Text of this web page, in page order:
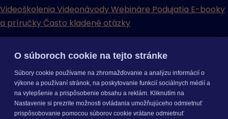
Videoškolenia VideonávodyWebináre Podujatia E-booky
a príručkyČasto kladené otázky
Cenníky Odporučte nás Právne dokumenty
Odporúčaná
konfiguráciaAktualizácia verziíMobilné aplikácie
CenníkyOdporučte násPrávne dokumentyOdporúčaná
O súboroch cookie na tejto stránke
Súbory cookie používame na zhromažďovanie a analýzu informácií o
výkone a používaní stránok, na poskytovanie funkcií sociálnych médií a
na vylepšenie a prispôsobenie obsahu a reklám. Kliknutím na
Nastavenie si prezrite možnosti ovládania umožňujúceho odmietnuť
prispôsobovanie pomocou súborov cookie vrátane odmietnuť